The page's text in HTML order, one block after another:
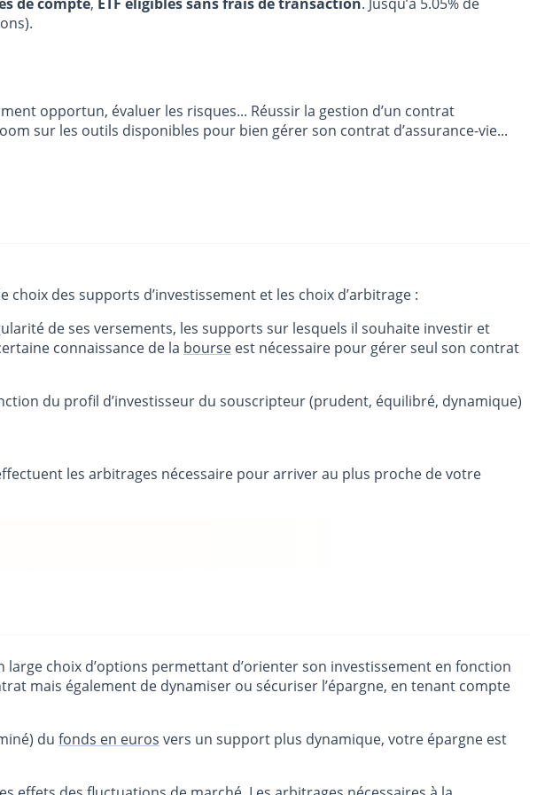
de compte, ETF éligibles sans frais de transaction. Jusqu’à 5.05% de
opportun, évaluer les risques... Réussir la gestion d’un contrat
sur les outils disponibles pour bien gérer son contrat d’assurance-vie...
des supports d’investissement et les choix d’arbitrage :
de ses versements, les supports sur lesquels il souhaite investir et
connaissance de la bourse est nécessaire pour gérer seul son contrat
du profil d’investisseur du souscripteur (prudent, équilibré, dynamique)
les arbitrages nécessaire pour arriver au plus proche de votre
choix d’options permettant d’orienter son investissement en fonction
mais également de dynamiser ou sécuriser l’épargne, en tenant compte
du fonds en euros vers un support plus dynamique, votre épargne est